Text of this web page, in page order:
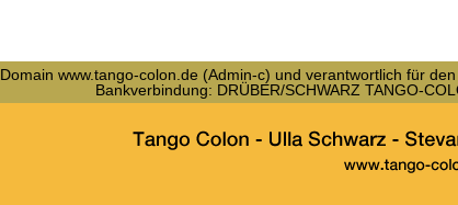
Domain www.tango-colon.de (Admin-c) und verantwortlich für
Bankverbindung: DRÜBER/SCHWARZ TANGO-